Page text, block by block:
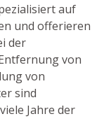
auf
und offerieren
der
von
von
sind
Jahre der